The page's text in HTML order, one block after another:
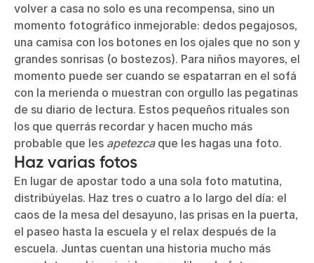
volver a casa no solo es una recompensa, sino un
momento fotográfico inmejorable: dedos pegajosos,
una camisa con los botones en los ojales que no son y
grandes sonrisas (o bostezos). Para niños mayores, el
momento puede ser cuando se espatarran en el sofá
con la merienda o muestran con orgullo las pegatinas
de su diario de lectura. Estos pequeños rituales son
los que querrás recordar y hacen mucho más
probable que les apetezcaque les hagas una foto.
Haz varias fotos
En lugar de apostar todo a una sola foto matutina,
distribúyelas. Haz tres o cuatro a lo largo del día: el
caos de la mesa del desayuno, las prisas en la puerta,
el paseo hasta la escuela y el relax después de la
escuela. Juntas cuentan una historia mucho más